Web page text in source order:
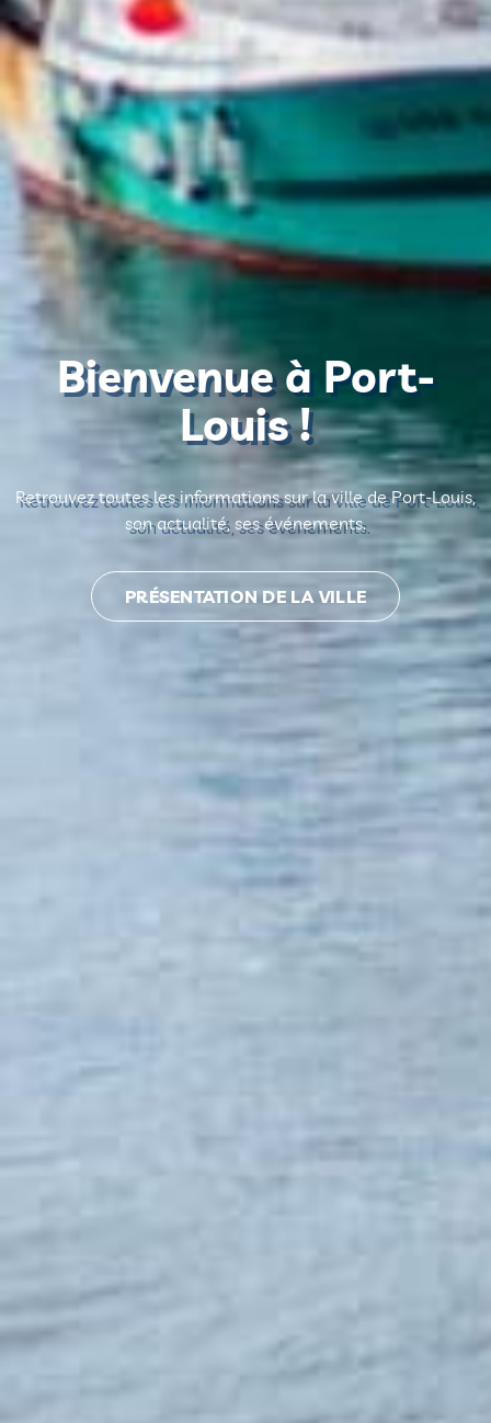
Bienvenue à Port-
Louis !
Retrouvez toutes les informations sur la ville de Port-Louis,
son actualité, ses événements.
PRÉSENTATION DE LA VILLE